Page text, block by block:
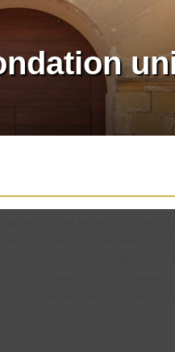
façade soit la seule chose
due à San Juan de Ávila, qui
. Le bâtiment fut utilisé
du bâtiment pour le
et d'œuvres de toutes les